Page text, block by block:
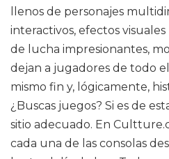
llenos de personajes
interactivos, efectos visuales
de lucha impresionantes,
dejan a jugadores de todo
mismo fin y, lógicamente,
¿Buscas juegos? Si es de
sitio adecuado. En
cada una de las consolas